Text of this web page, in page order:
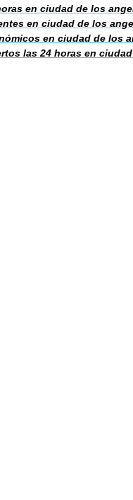
en ciudad de los
en ciudad de los
en ciudad de los
las 24 horas en